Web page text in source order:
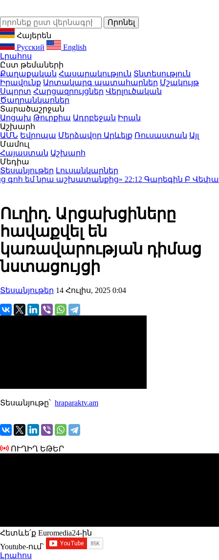
Հայերեն
Русский
English
Լրահոս
Ըստ թեմաների
Քաղաքական Հասարակություն Տնտեսություն
Իրավունք Արտակարգ պատահարներ Մշակույթ
Սպորտ Հարցազրույցներ Վերլուծական
Ծաղրանկարներ
Տարածաշրջան
Արցախ Թուրքիա Ադրբեջան Իրան
Աշխարհ
ԱՄՆ Եվրոպա Մերձավոր Արևելք Ռուսաստան Այլ
Մամուլ
Հայաստան Աշխարհ
Մեդիա
Տեսանյութեր Լուսանկարներ
եմ նրա աշխատանքից»22:12Գարեգին Բ
Ուղիղ. Արցախցիները
հավաքվել են
կառավարության դիմաց
նստացույցի
Տեսանյութեր 14 Հուլիս, 2025 0:04
Տեսանյութը՝ hraparaktv.am
ՈՒՂԻՂ ԵԹԵՐ
Հետևե՛ք Euromedia24-ին
Youtube-ում`
Լրահոս